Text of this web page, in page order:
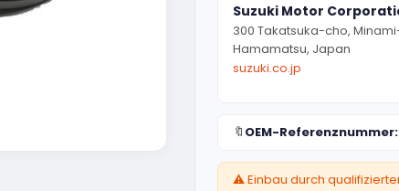
Suzuki Motor
300 Takatsuka-cho,
Hamamatsu, Japan
suzuki.co.jp
🔖 OEM-Referenznummer:
⚠️ Einbau durch